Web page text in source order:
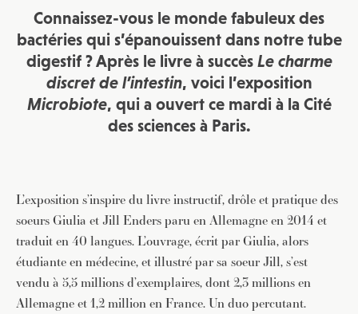
Connaissez-vous le monde fabuleux des
bactéries qui s’épanouissent dans notre tube
digestif ? Après le livre à succès Le charme
discret de l’intestin, voici l’exposition
Microbiote, qui a ouvert ce mardi à la Cité
des sciences à Paris.
L’exposition s’inspire du livre instructif, drôle et pratique des
soeurs Giulia et Jill Enders paru en Allemagne en 2014 et
traduit en 40 langues. L’ouvrage, écrit par Giulia, alors
étudiante en médecine, et illustré par sa soeur Jill, s’est
vendu à 5,5 millions d’exemplaires, dont 2,3 millions en
Allemagne et 1,2 million en France. Un duo percutant.